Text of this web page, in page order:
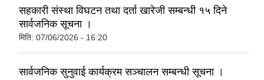
सहकारी संस्था विघटन तथा दर्ता खारेजी सम्बन्धी १५ दिने
सार्वजनिक सूचना ।
मिति: 07/06/2026 - 16:20
सार्वजनिक सुनुवाई कार्यक्रम सञ्चालन सम्बन्धी सूचना ।